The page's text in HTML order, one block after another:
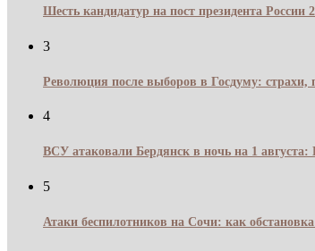
Шесть кандидатур на пост президента
3
Революция после выборов в Госдуму: страхи,
4
ВСУ атаковали Бердянск в ночь на 1
5
Атаки беспилотников на Сочи: как